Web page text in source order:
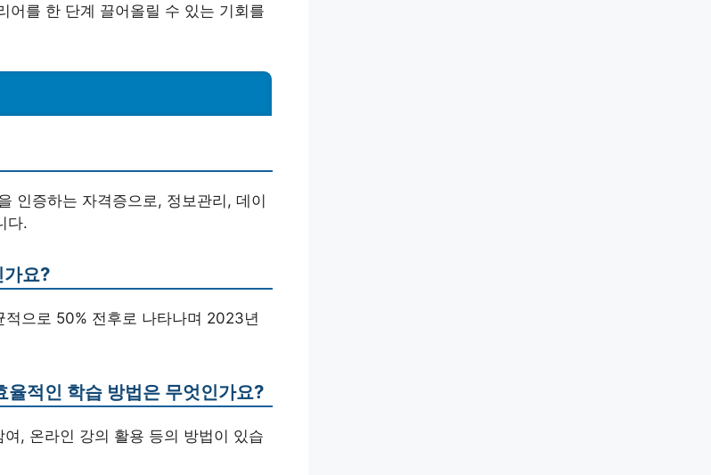
어를 한 단계 끌어올릴 수 있는 기회를
인증하는 자격증으로, 정보관리, 데이
다.
요?
으로 50% 전후로 나타나며 2023년
적인 학습 방법은 무엇인가요?
, 온라인 강의 활용 등의 방법이 있습